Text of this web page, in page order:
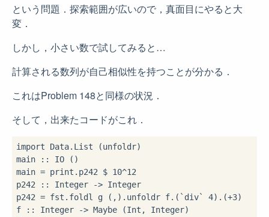
という問題．探索範囲が広いので，真面目にやると大
変．
しかし，小さい数で試してみると…
計算される数列が自己相似性を持つことが分かる．
これはProblem 148と同様の状況．
そして，出来たコードがこれ．
import Data.List (unfoldr)
main
::
IO ()
main = print . p242 $ 10^12
p242
:: Integer -> Integer
p242 = fst . foldl g ( , ) . unfoldr f. ( `div` 4) . (+3)
f
:: Integer -> Maybe (Int, Integer)